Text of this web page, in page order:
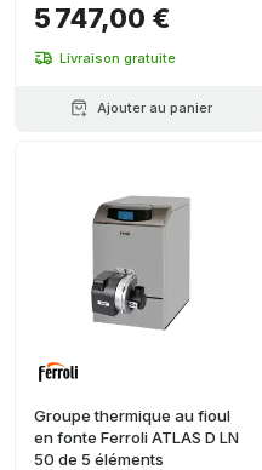
5 747,00 €
Livraison gratuite
Ajouter au panier
Groupe thermique au fioul
en fonte Ferroli ATLAS D LN
50 de 5 éléments